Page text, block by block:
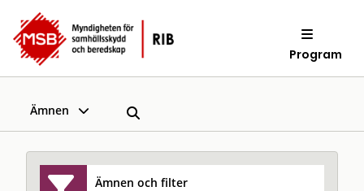
Program
Ämnen
Ämnen och filter